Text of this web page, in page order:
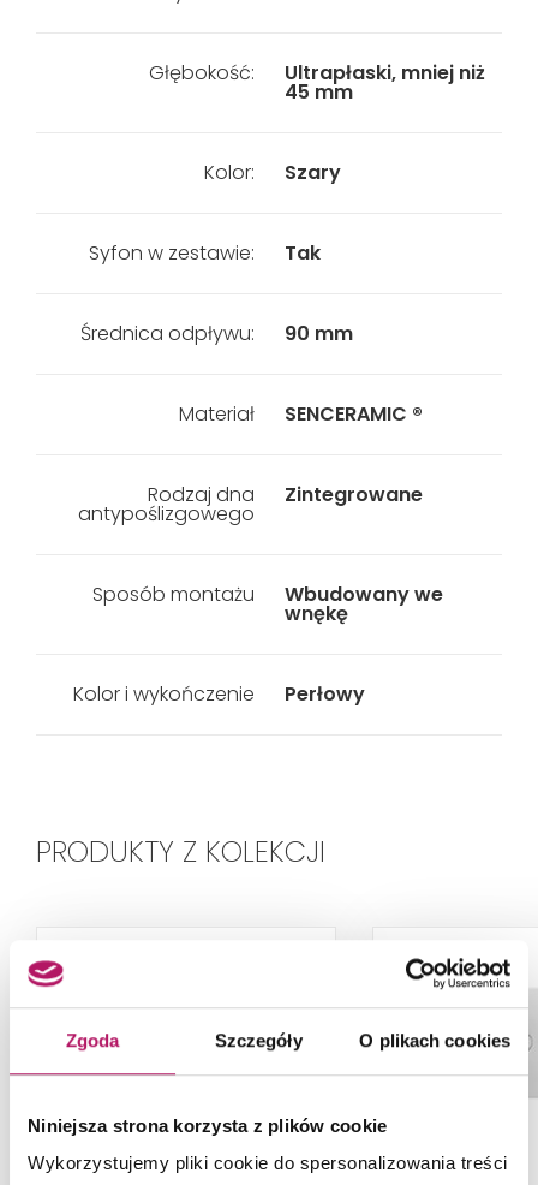
Zgoda Szczegóły O plikach cookies
Niniejsza strona korzysta z plików cookie
Wykorzystujemy pliki cookie do spersonalizowania treści
Głębokość: Ultrapłaski, mniej niż
45 mm
Kolor: Szary
Syfon w zestawie: Tak
Średnica odpływu: 90 mm
Materiał SENCERAMIC ®
Rodzaj dna
antypoślizgowego
Zintegrowane
Sposób montażu Wbudowany we
wnękę
Kolor i wykończenie Perłowy
PRODUKTY Z KOLEKCJI